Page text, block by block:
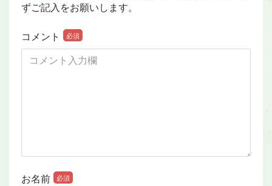
ずご記入をお願いします。
コメント 必須
お名前 必須